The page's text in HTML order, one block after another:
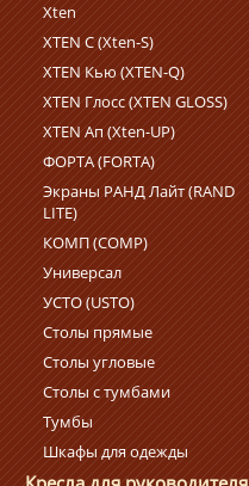
Xten
XTEN С (Xten-S)
XTEN Кью (XTEN-Q)
XTEN Глосс (XTEN GLOSS)
XTEN Ап (Xten-UP)
ФОРТА (FORTA)
Экраны РАНД Лайт (RAND
LITE)
КОМП (COMP)
Универсал
УСТО (USTO)
Столы прямые
Столы угловые
Столы с тумбами
Тумбы
Шкафы для одежды